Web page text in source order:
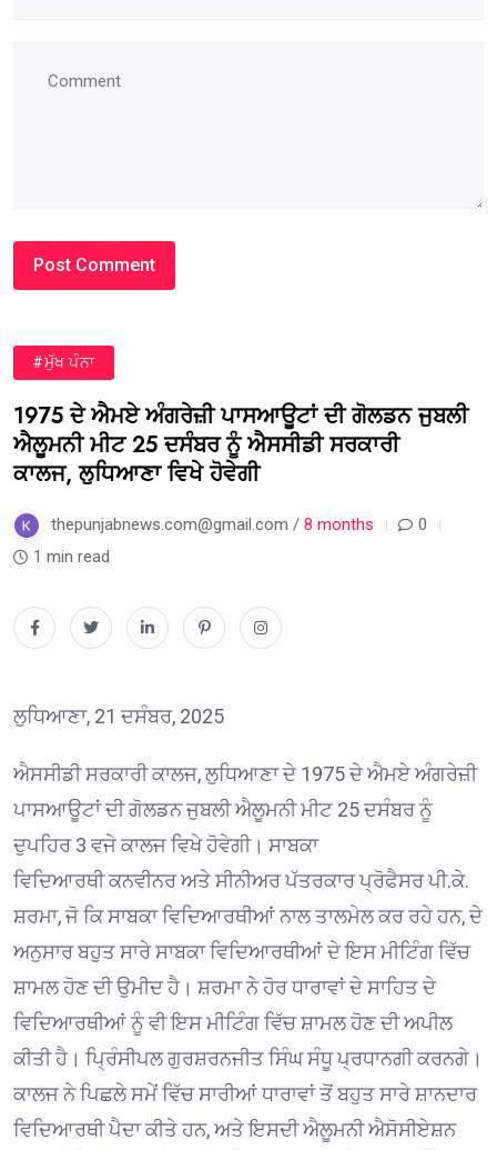
#ਮੁੱਖ ਪੰਨਾ
1975 ਦੇ ਐਮਏ ਅੰਗਰੇਜ਼ੀ ਪਾਸਆਊਟਾਂ ਦੀ ਗੋਲਡਨ ਜੁਬਲੀ
ਐਲੂਮਨੀ ਮੀਟ 25 ਦਸੰਬਰ ਨੂੰ ਐਸਸੀਡੀ ਸਰਕਾਰੀ
ਕਾਲਜ, ਲੁਧਿਆਣਾ ਵਿਖੇ ਹੋਵੇਗੀ
thepunjabnews.com@gmail.com / 8 months
0
1 min read
ਲੁਧਿਆਣਾ, 21 ਦਸੰਬਰ, 2025
ਐਸਸੀਡੀ ਸਰਕਾਰੀ ਕਾਲਜ, ਲੁਧਿਆਣਾ ਦੇ 1975 ਦੇ ਐਮਏ ਅੰਗਰੇਜ਼ੀ
ਪਾਸਆਊਟਾਂ ਦੀ ਗੋਲਡਨ ਜੁਬਲੀ ਐਲੂਮਨੀ ਮੀਟ 25 ਦਸੰਬਰ ਨੂੰ
ਦੁਪਹਿਰ 3 ਵਜੇ ਕਾਲਜ ਵਿਖੇ ਹੋਵੇਗੀ। ਸਾਬਕਾ
ਵਿਦਿਆਰਥੀ ਕਨਵੀਨਰ ਅਤੇ ਸੀਨੀਅਰ ਪੱਤਰਕਾਰ ਪ੍ਰੋਫੈਸਰ ਪੀ.ਕੇ.
ਸ਼ਰਮਾ, ਜੋ ਕਿ ਸਾਬਕਾ ਵਿਦਿਆਰਥੀਆਂ ਨਾਲ ਤਾਲਮੇਲ ਕਰ ਰਹੇ ਹਨ, ਦੇ
ਅਨੁਸਾਰ ਬਹੁਤ ਸਾਰੇ ਸਾਬਕਾ ਵਿਦਿਆਰਥੀਆਂ ਦੇ ਇਸ ਮੀਟਿੰਗ ਵਿੱਚ
ਸ਼ਾਮਲ ਹੋਣ ਦੀ ਉਮੀਦ ਹੈ। ਸ਼ਰਮਾ ਨੇ ਹੋਰ ਧਾਰਾਵਾਂ ਦੇ ਸਾਹਿਤ ਦੇ
ਵਿਦਿਆਰਥੀਆਂ ਨੂੰ ਵੀ ਇਸ ਮੀਟਿੰਗ ਵਿੱਚ ਸ਼ਾਮਲ ਹੋਣ ਦੀ ਅਪੀਲ
ਕੀਤੀ ਹੈ। ਪ੍ਰਿੰਸੀਪਲ ਗੁਰਸ਼ਰਨਜੀਤ ਸਿੰਘ ਸੰਧੂ ਪ੍ਰਧਾਨਗੀ ਕਰਨਗੇ।
ਕਾਲਜ ਨੇ ਪਿਛਲੇ ਸਮੇਂ ਵਿੱਚ ਸਾਰੀਆਂ ਧਾਰਾਵਾਂ ਤੋਂ ਬਹੁਤ ਸਾਰੇ ਸ਼ਾਨਦਾਰ
ਵਿਦਿਆਰਥੀ ਪੈਦਾ ਕੀਤੇ ਹਨ, ਅਤੇ ਇਸਦੀ ਐਲੂਮਨੀ ਐਸੋਸੀਏਸ਼ਨ